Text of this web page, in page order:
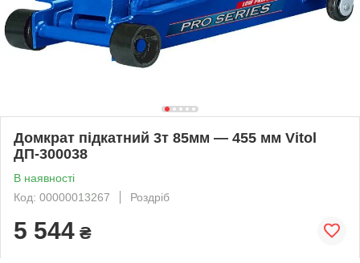
Домкрат підкатний 3т 85мм — 455 мм Vitol
ДП-300038
В наявності
Код: 00000013267
Роздріб
5 544 ₴